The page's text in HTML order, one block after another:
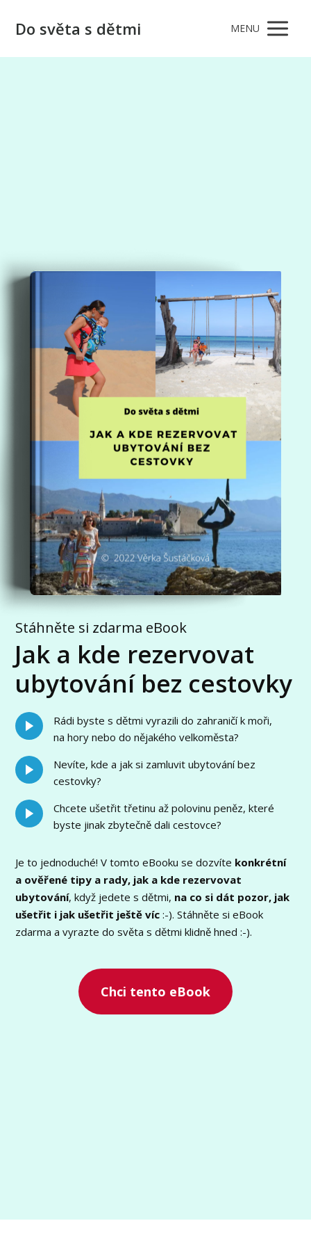
Do světa s dětmi MENU
Stáhněte si zdarma eBook
Jak a kde rezervovat
ubytování bez cestovky
Rádi byste s dětmi vyrazili do zahraničí k moři,
na hory nebo do nějakého velkoměsta?
Nevíte, kde a jak si zamluvit ubytování bez
cestovky?
Chcete ušetřit třetinu až polovinu peněz, které
byste jinak zbytečně dali cestovce?
Je to jednoduché! V tomto eBooku se dozvíte konkrétní
a ověřené tipy a rady, jak a kde rezervovat
ubytování, když jedete s dětmi, na co si dát pozor, jak
ušetřit i jak ušetřit ještě víc :-). Stáhněte si eBook
zdarma a vyrazte do světa s dětmi klidně hned :-).
Chci tento eBook